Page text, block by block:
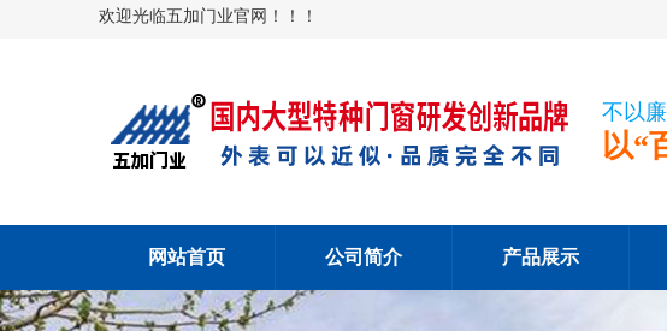
欢迎光临五加门业官网！！！
不以
以“
网站首页 公司简介 产品展示